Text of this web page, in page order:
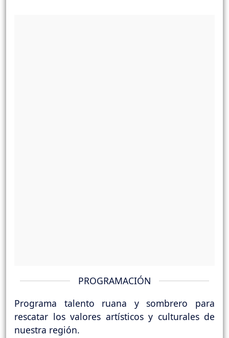
PROGRAMACIÓN
Programa talento ruana y sombrero para
rescatar los valores artísticos y culturales de
nuestra región.